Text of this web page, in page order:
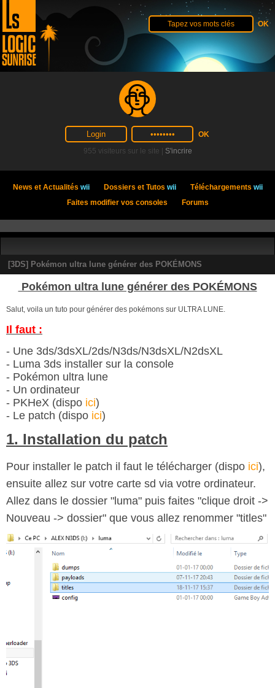
955 visiteurs sur le site | S'incrire
News et Actualités wii Dossiers et Tutos wii Téléchargements wii
Faites modifier vos consoles
Forums
[3DS] Pokémon ultra lune générer des POKÉMONS
Pokémon ultra lune générer des POKÉMONS
Salut, voila un tuto pour générer des pokémons sur ULTRA LUNE.
Il faut :
- Une 3ds/3dsXL/2ds/N3ds/N3dsXL/N2dsXL
- Luma 3ds installer sur la console
- Pokémon ultra lune
- Un ordinateur
- PKHeX (dispo ici)
- Le patch (dispo ici)
1. Installation du patch
Pour installer le patch il faut le télécharger (dispo ici),
ensuite allez sur votre carte sd via votre ordinateur.
Allez dans le dossier "luma" puis faites "clique droit ->
Nouveau -> dossier" que vous allez renommer "titles"